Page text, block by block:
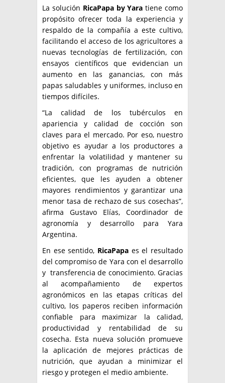
La solución RicaPapa by Yara tiene como
propósito ofrecer toda la experiencia y
respaldo de la compañía a este cultivo,
facilitando el acceso de los agricultores a
nuevas tecnologías de fertilización, con
ensayos científicos que evidencian un
aumento en las ganancias, con más
papas saludables y uniformes, incluso en
tiempos difíciles.
“La calidad de los tubérculos en
apariencia y calidad de cocción son
claves para el mercado. Por eso, nuestro
objetivo es ayudar a los productores a
enfrentar la volatilidad y mantener su
tradición, con programas de nutrición
eficientes, que les ayuden a obtener
mayores rendimientos y garantizar una
menor tasa de rechazo de sus cosechas”,
afirma Gustavo Elías, Coordinador de
agronomía y desarrollo para Yara
Argentina.
En ese sentido, RicaPapa es el resultado
del compromiso de Yara con el desarrollo
y transferencia de conocimiento. Gracias
al acompañamiento de expertos
agronómicos en las etapas críticas del
cultivo, los paperos reciben información
confiable para maximizar la calidad,
productividad y rentabilidad de su
cosecha. Esta nueva solución promueve
la aplicación de mejores prácticas de
nutrición, que ayudan a minimizar el
riesgo y protegen el medio ambiente.